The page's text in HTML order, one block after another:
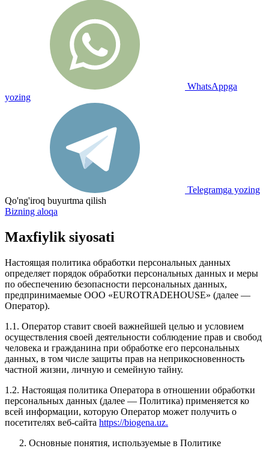
WhatsAppga
yozing
Telegramga yozing
Qo'ng'iroq buyurtma qilish
Bizning aloqa
Maxfiylik siyosati
Настоящая политика обработки персональных данных
определяет порядок обработки персональных данных и меры
по обеспечению безопасности персональных данных,
предпринимаемые ООО «EUROTRADEHOUSE» (далее —
Оператор).
1.1. Оператор ставит своей важнейшей целью и условием
осуществления своей деятельности соблюдение прав и свобод
человека и гражданина при обработке его персональных
данных, в том числе защиты прав на неприкосновенность
частной жизни, личную и семейную тайну.
1.2. Настоящая политика Оператора в отношении обработки
персональных данных (далее — Политика) применяется ко
всей информации, которую Оператор может получить о
посетителях веб-сайта https://biogena.uz.
Основные понятия, используемые в Политике